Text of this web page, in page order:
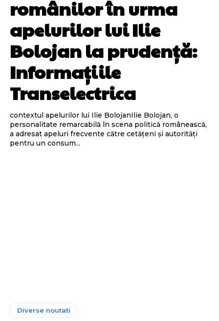
românilor în urma
apelurilor lui Ilie
Bolojan la prudență:
Informațiile
Transelectrica
contextul apelurilor lui Ilie BolojanIlie Bolojan, o
personalitate remarcabilă în scena politică românească,
a adresat apeluri frecvente către cetățeni și autorități
pentru un consum...
Diverse noutati